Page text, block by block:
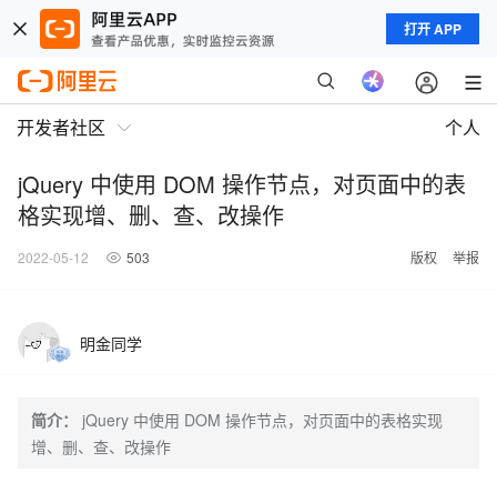
打开 APP
开发者社区 个人
jQuery 中使用 DOM 操作节点，对页面中的表
格实现增、删、查、改操作
2022-05-12 503 版权 举报
明金同学
简介：
jQuery 中使用 DOM 操作节点，对页面中的表格实现
增、删、查、改操作